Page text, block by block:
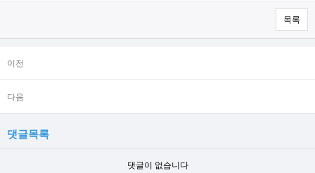
목록
이전
다음
댓글목록
댓글이 없습니다